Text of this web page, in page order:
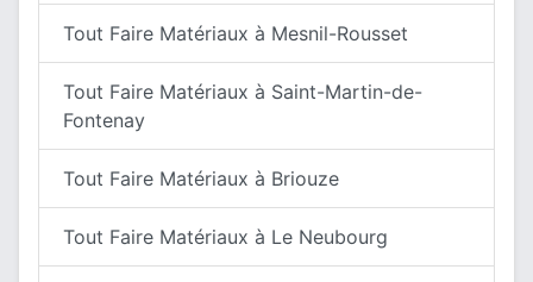
Tout Faire Matériaux à Mesnil-Rousset
Tout Faire Matériaux à Saint-Martin-de-
Fontenay
Tout Faire Matériaux à Briouze
Tout Faire Matériaux à Le Neubourg